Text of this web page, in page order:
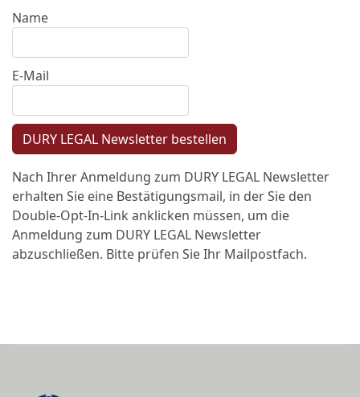
Name
E-Mail
DURY LEGAL Newsletter bestellen
Nach Ihrer Anmeldung zum DURY LEGAL Newsletter
erhalten Sie eine Bestätigungsmail, in der Sie den
Double-Opt-In-Link anklicken müssen, um die
Anmeldung zum DURY LEGAL Newsletter
abzuschließen. Bitte prüfen Sie Ihr Mailpostfach.